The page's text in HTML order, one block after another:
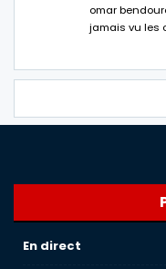
omar
jamais vu les
En direct